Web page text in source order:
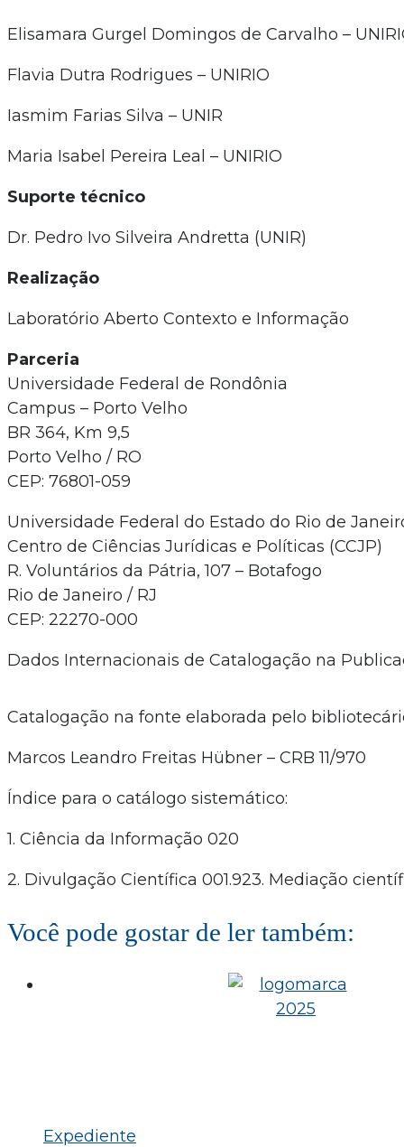
Elisamara Gurgel Domingos de Carvalho –
Flavia Dutra Rodrigues – UNIRIO
Iasmim Farias Silva – UNIR
Maria Isabel Pereira Leal – UNIRIO
Suporte técnico
Dr. Pedro Ivo Silveira Andretta (UNIR)
Realização
Laboratório Aberto Contexto e Informação
Parceria
Universidade Federal de Rondônia
Campus – Porto Velho
BR 364, Km 9,5
Porto Velho / RO
CEP: 76801-059
Universidade Federal do Estado do Rio de
Centro de Ciências Jurídicas e Políticas (CCJP)
R. Voluntários da Pátria, 107 – Botafogo
Rio de Janeiro / RJ
CEP: 22270-000
Dados Internacionais de Catalogação na
Catalogação na fonte elaborada pelo
Marcos Leandro Freitas Hübner – CRB 11/970
Índice para o catálogo sistemático:
1. Ciência da Informação 020
2. Divulgação Científica 001.923. Mediação
Você pode gostar de ler também:
Expediente